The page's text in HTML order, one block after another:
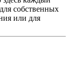
собственных
или для